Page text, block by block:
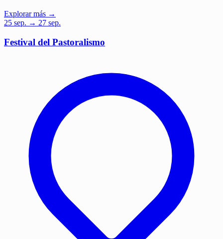
Explorar más →
25 sep. → 27 sep.
Festival del Pastoralismo